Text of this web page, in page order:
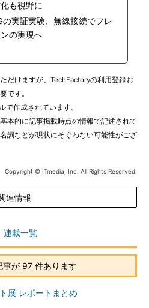
も視野に
の実証実験、無線接続でフレ
の実現へ
だけますが、TechFactoryの利用登録お
です。
で作成されています。
本的に記事掲載時点の情報で記述されて
詞などが現状にそぐわない可能性がござ
Copyright © ITmedia, Inc. All Rights Reserved.
連情報
連載一覧
事が 97 件あります
展 レポートまとめ